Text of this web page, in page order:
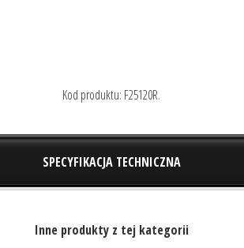
Kod produktu: F25120R.
SPECYFIKACJA TECHNICZNA
Inne produkty z tej kategorii